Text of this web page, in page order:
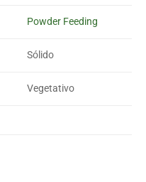
Powder Feeding
Sólido
Vegetativo